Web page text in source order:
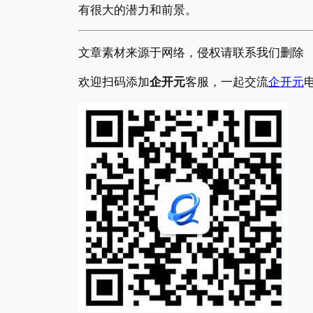
有很大的潜力和前景。
文章素材来源于网络，侵权请联系我们删除
欢迎扫码添加企开元客服，一起交流企开元